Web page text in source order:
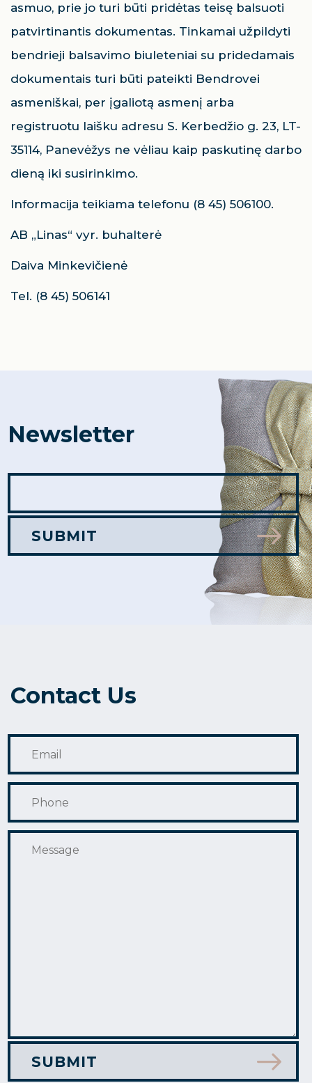
asmuo, prie jo turi būti pridėtas teisę balsuoti
patvirtinantis dokumentas. Tinkamai užpildyti
bendrieji balsavimo biuleteniai su pridedamais
dokumentais turi būti pateikti Bendrovei
asmeniškai, per įgaliotą asmenį arba
registruotu laišku adresu S. Kerbedžio g. 23, LT-
35114, Panevėžys ne vėliau kaip paskutinę darbo
dieną iki susirinkimo.
Informacija teikiama telefonu (8 45) 506100.
AB „Linas“ vyr. buhalterė
Daiva Minkevičienė
Tel. (8 45) 506141
Newsletter
Contact Us